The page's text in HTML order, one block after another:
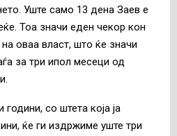
Уште само 13 дена Заев е
Тоа значи еден чекор кон
оваа власт, што ќе значи
за три ипол месеци од
со штета која ја
ќе ги издржиме уште три